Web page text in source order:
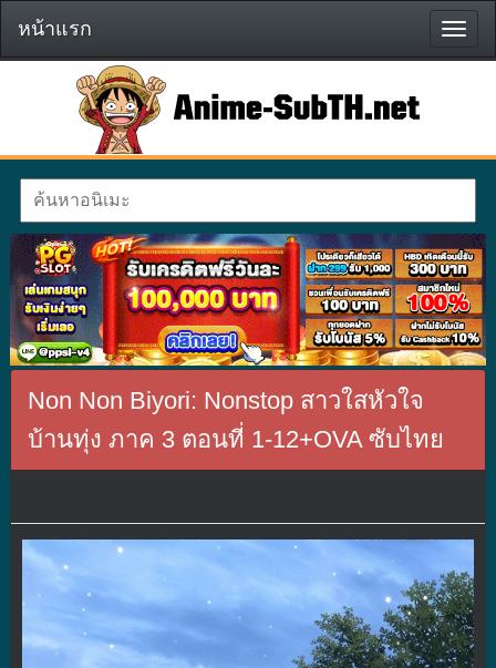
หน้า
แรก
หน้าแรก
Non Non Biyori: Nonstop สาวใสหัวใจ
บ้านทุ่ง ภาค 3 ตอนที่ 1-12+OVA ซับไทย